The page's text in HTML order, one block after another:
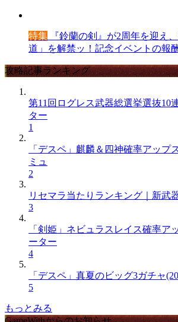
特集 『鈴蘭の剣』が2周年を迎え
道」を解禁ッ！記念イベントの報
攻略記事ランキング
第11回ログレス武器総選挙選抜10
ター
1
「デスペ」麒麟＆四神確率アップ
ミュ
2
リセマラ当たりランキング｜新武
3
「剣姫」ネビュラスレイス確率ア
ーター
4
「デスペ」真夏のビッグ3ガチャ
5
もっとみる